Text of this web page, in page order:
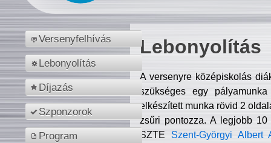
Versenyfelhívás
Lebonyolítás
Díjazás
Szponzorok
Program
Lebonyolítás
A versenyre középiskolás
szükséges egy
elkészített munka rövid 2
zsűri pontozza. A legjobb
SZTE Szent-Györgyi Albert